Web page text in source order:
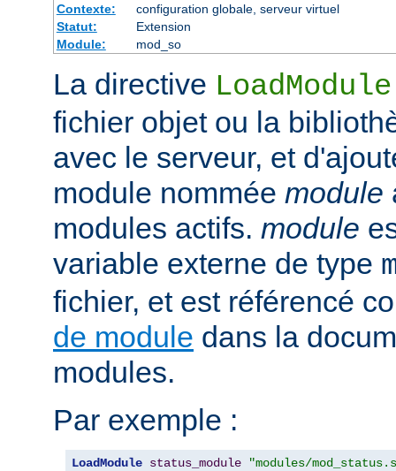
Contexte:
configuration globale, serveur virtuel
Statut:
Extension
Module:
mod_so
La directive LoadModule
fichier objet ou la
avec le serveur, et
module nommée module
modules actifs. module
variable externe de type
fichier, et est référencé
de module dans la
modules.
Par exemple :
LoadModule status_module "modules/